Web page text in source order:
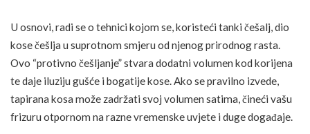
U osnovi, radi se o tehnici kojom se, koristeći tanki češalj, dio
kose češlja u suprotnom smjeru od njenog prirodnog rasta.
Ovo “protivno češljanje” stvara dodatni volumen kod korijena
te daje iluziju gušće i bogatije kose. Ako se pravilno izvede,
tapirana kosa može zadržati svoj volumen satima, čineći vašu
frizuru otpornom na razne vremenske uvjete i duge događaje.